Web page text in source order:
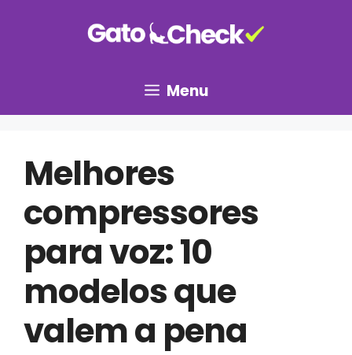
Menu
Melhores
compressores
para voz: 10
modelos que
valem a pena